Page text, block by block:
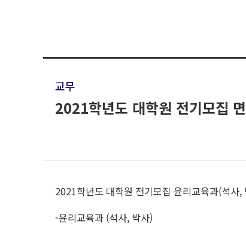
교무
2021학년도 대학원 전기모집
2021학년도 대학원 전기모집 윤리교육과(석사
-윤리교육과 (석사, 박사)